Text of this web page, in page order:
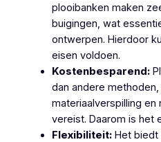
plooibanken maken
buigingen, wat
ontwerpen. Hierdoor
eisen voldoen.
Kostenbesparend:
dan andere
materiaalverspilling en
vereist. Daarom is het
Flexibiliteit:Het biedt